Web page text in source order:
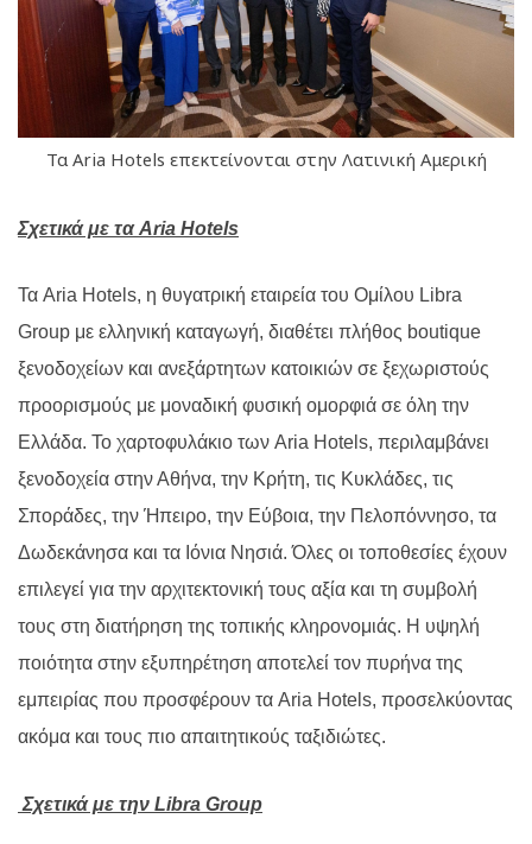
Τα Aria Hotels επεκτείνονται στην Λατινική Αμερική
Σχετικά με τα Aria Hotels
Τα Aria Hotels, η θυγατρική εταιρεία του Ομίλου Libra
Group με ελληνική καταγωγή, διαθέτει πλήθος boutique
ξενοδοχείων και ανεξάρτητων κατοικιών σε ξεχωριστούς
προορισμούς με μοναδική φυσική ομορφιά σε όλη την
Ελλάδα. Το χαρτοφυλάκιο των Aria Hotels, περιλαμβάνει
ξενοδοχεία στην Αθήνα, την Κρήτη, τις Κυκλάδες, τις
Σποράδες, την Ήπειρο, την Εύβοια, την Πελοπόννησο, τα
Δωδεκάνησα και τα Ιόνια Νησιά. Όλες οι τοποθεσίες έχουν
επιλεγεί για την αρχιτεκτονική τους αξία και τη συμβολή
τους στη διατήρηση της τοπικής κληρονομιάς. Η υψηλή
ποιότητα στην εξυπηρέτηση αποτελεί τον πυρήνα της
εμπειρίας που προσφέρουν τα Aria Hotels, προσελκύοντας
ακόμα και τους πιο απαιτητικούς ταξιδιώτες.
Σχετικά με την Libra Group